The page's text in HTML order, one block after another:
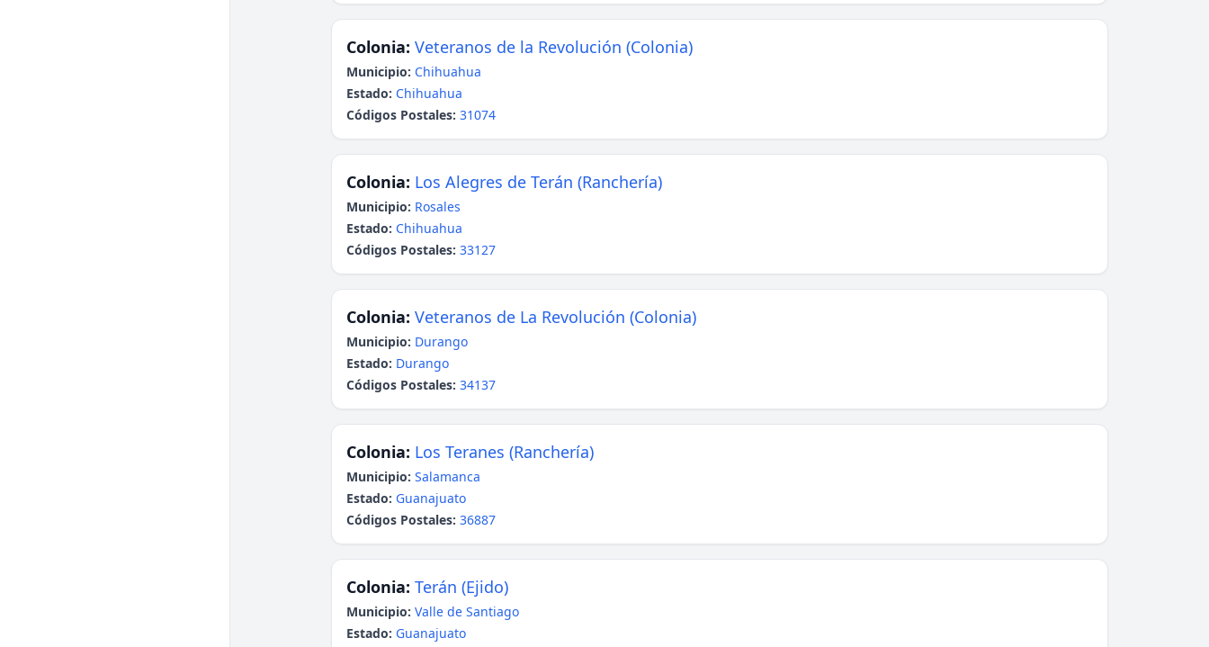
Colonia: Veteranos de la Revolución (Colonia)
Municipio: Chihuahua
Estado: Chihuahua
Códigos Postales: 31074
Colonia: Los Alegres de Terán (Ranchería)
Municipio: Rosales
Estado: Chihuahua
Códigos Postales: 33127
Colonia: Veteranos de La Revolución (Colonia)
Municipio: Durango
Estado: Durango
Códigos Postales: 34137
Colonia: Los Teranes (Ranchería)
Municipio: Salamanca
Estado: Guanajuato
Códigos Postales: 36887
Colonia: Terán (Ejido)
Municipio: Valle de Santiago
Estado: Guanajuato